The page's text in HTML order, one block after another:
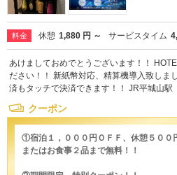
料金 休憩 1,880 円 ～ サービスタイム
あけましておめでとうございます！！
ださい！！ 新紙幣対応、精算機導入致しま
済もタッチで決済できます！！ JR平城山駅
クーポン
①宿泊１，０００円ＯＦＦ、休憩５００
またはお食事２品まで無料！！